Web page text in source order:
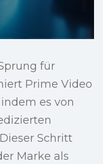
für
Prime Video
es von
Schritt
Marke als